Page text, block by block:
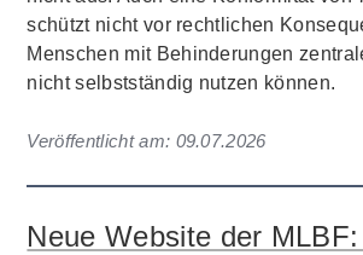
schützt nicht vor rechtlichen
Menschen mit Behinderungen
nicht selbstständig nutzen können.
Veröffentlicht am: 09.07.2026
Neue Website der